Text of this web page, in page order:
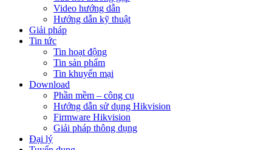
Video hướng dẫn
Hướng dẫn kỹ thuật
Giải pháp
Tin tức
Tin hoạt động
Tin sản phẩm
Tin khuyến mại
Download
Phần mềm – công cụ
Hướng dẫn sử dụng Hikvision
Firmware Hikvision
Giải pháp thông dụng
Đại lý